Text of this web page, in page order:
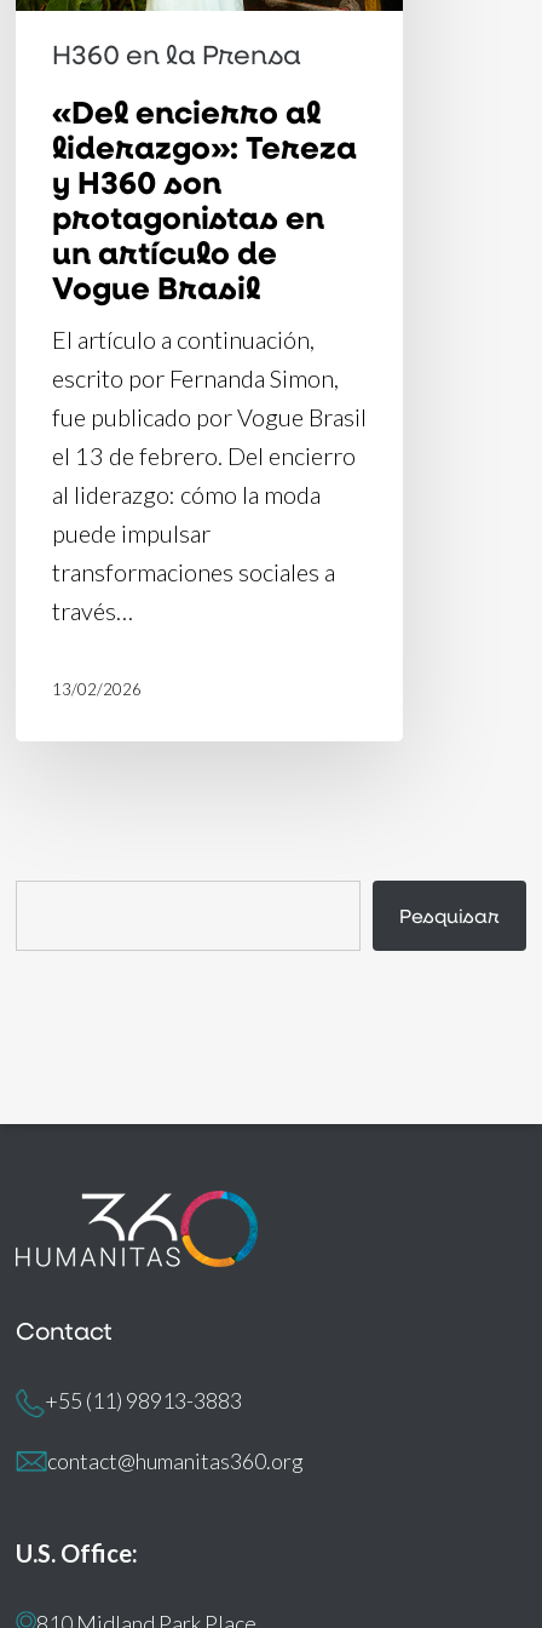
artículo
Vogue
H360 en la Prensa
«Del encierro al
liderazgo»: Tereza
y H360 son
protagonistas en
un artículo de
Vogue Brasil
El artículo a continuación,
escrito por Fernanda Simon,
fue publicado por Vogue Brasil
el 13 de febrero. Del encierro
al liderazgo: cómo la moda
puede impulsar
transformaciones sociales a
través…
13/02/2026
Pesquisar
Contact
+55 (11) 98913-3883
contact@humanitas360.org
U.S. Office: